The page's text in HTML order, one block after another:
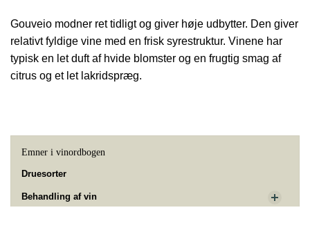
Gouveio modner ret tidligt og giver høje udbytter. Den giver
relativt fyldige vine med en frisk syrestruktur. Vinene har
typisk en let duft af hvide blomster og en frugtig smag af
citrus og et let lakridspræg.
Emner i vinordbogen
Druesorter
Behandling af vin